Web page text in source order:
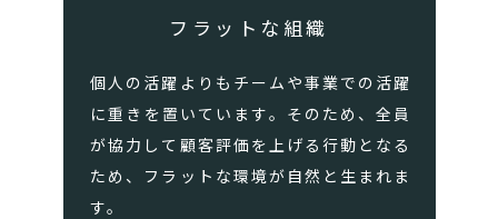
フラットな組織
個人の活躍よりもチームや事業での活躍
に重きを置いています。そのため、全員
が協力して顧客評価を上げる行動となる
ため、フラットな環境が自然と生まれま
す。